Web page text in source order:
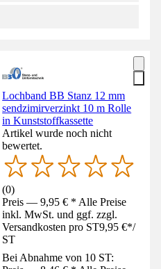
Lochband BB Stanz 12 mm
sendzimirverzinkt 10 m Rolle
in Kunststoffkassette
Artikel wurde noch nicht
bewertet.
(0)
Preis — 9,95 € * Alle Preise
inkl. MwSt. und ggf. zzgl.
Versandkosten pro ST9,95 €*/
ST
Bei Abnahme von 10 ST: